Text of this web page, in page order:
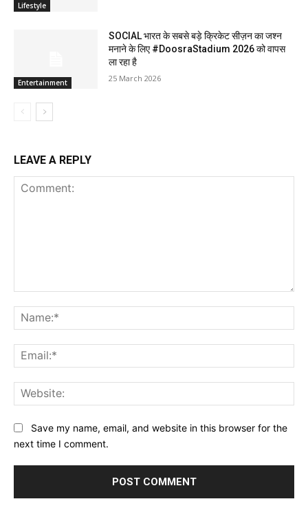
Lifestyle
Entertainment
SOCIAL भारत के सबसे बड़े क्रिकेट सीज़न का जश्न
मनाने के लिए #DoosraStadium 2026 को वापस
ला रहा है
25 March 2026
LEAVE A REPLY
Save my name, email, and website in this browser for the
next time I comment.